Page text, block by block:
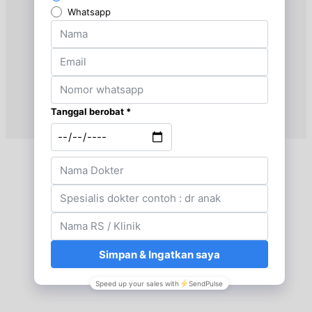
Rabu, 19/08/2026
Jam 09:00 - 11:00
Rabu, 19/08/2026
Jam 11:00 - 11:30
Jumat, 21/08/2026
Jam 14:30 - 15:00
Jumat, 21/08/2026
Jam 15:00 - 17:00
Senin, 24/08/2026
Jam 14:30 - 15:00
Senin, 24/08/2026